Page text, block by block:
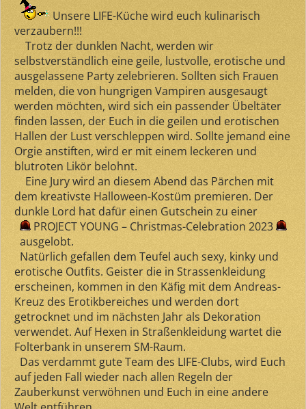
Unsere LIFE-Küche wird euch kulinarisch
verzaubern!!!
Trotz der dunklen Nacht, werden wir
selbstverständlich eine geile, lustvolle, erotische und
ausgelassene Party zelebrieren. Sollten sich Frauen
melden, die von hungrigen Vampiren ausgesaugt
werden möchten, wird sich ein passender Übeltäter
finden lassen, der Euch in die geilen und erotischen
Hallen der Lust verschleppen wird. Sollte jemand eine
Orgie anstiften, wird er mit einem leckeren und
blutroten Likör belohnt.
Eine Jury wird an diesem Abend das Pärchen mit
dem kreativste Halloween-Kostüm premieren. Der
dunkle Lord hat dafür einen Gutschein zu einer
PROJECT YOUNG – Christmas-Celebration 2023
ausgelobt.
Natürlich gefallen dem Teufel auch sexy, kinky und
erotische Outfits. Geister die in Strassenkleidung
erscheinen, kommen in den Käfig mit dem Andreas-
Kreuz des Erotikbereiches und werden dort
getrocknet und im nächsten Jahr als Dekoration
verwendet. Auf Hexen in Straßenkleidung wartet die
Folterbank in unserem SM-Raum.
Das verdammt gute Team des LIFE-Clubs, wird Euch
auf jeden Fall wieder nach allen Regeln der
Zauberkunst verwöhnen und Euch in eine andere